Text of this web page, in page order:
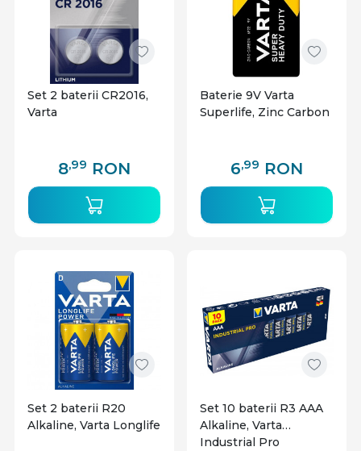
Set 2 baterii CR2016,
Varta
8,99 RON
Baterie 9V Varta
Superlife, Zinc Carbon
6,99 RON
Set 2 baterii R20
Alkaline, Varta Longlife
Set 10 baterii R3 AAA
Alkaline, Varta
Industrial Pro